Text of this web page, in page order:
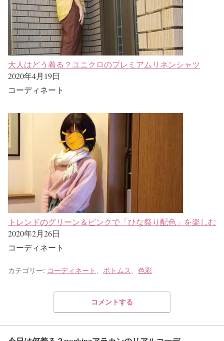
大人はどう着る？ユニクロのプレミアムリネンシャツ
2020年4月19日
コーディネート
トレンドのグリーン＆ピンクで「ひな祭り配色」を楽しむ
2020年2月26日
コーディネート
カテゴリー: コーディネート 、 ボトムス、 色彩
コメントする